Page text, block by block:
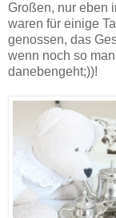
Großen, nur eben
waren für einige
genossen, das
wenn noch so
danebengeht;))!